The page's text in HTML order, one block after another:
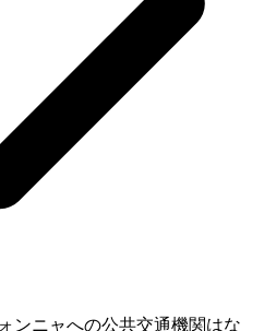
ンニャへの公共交通機関はな